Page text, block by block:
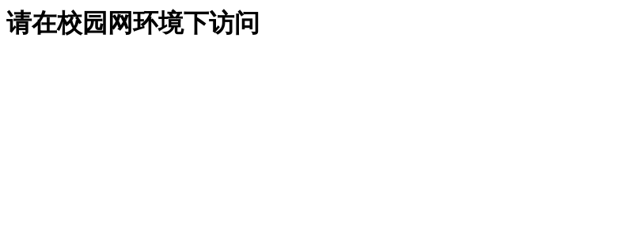
请在校园网环境下访问